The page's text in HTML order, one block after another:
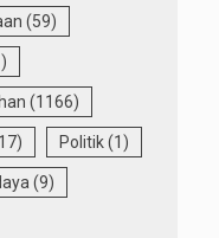
(59)
(1166)
Politik(1)
(9)